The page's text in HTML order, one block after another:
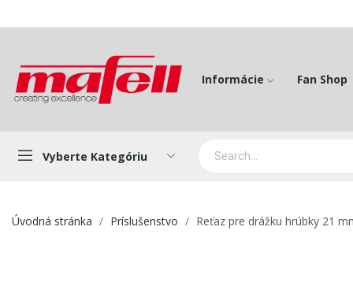
Informácie Fan Shop
Vyberte Kategóriu
Úvodná stránka Príslušenstvo Reťaz pre drážku hrúbky 21